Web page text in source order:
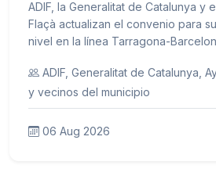
ADIF, la Generalitat de Catalunya y
Flaçà actualizan el convenio para
nivel en la línea Tarragona-
ADIF, Generalitat de Catalunya,
y vecinos del municipio
06 Aug 2026